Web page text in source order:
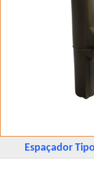
Espaçador